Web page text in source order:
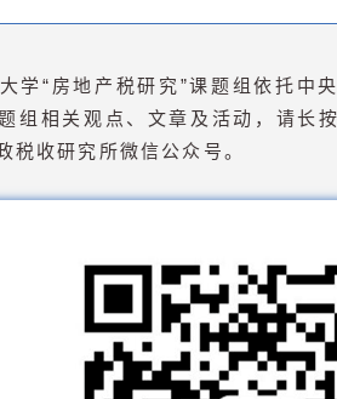
学“房地产税研究”课题组依托中
组相关观点、文章及活动，请长
税收研究所微信公众号。